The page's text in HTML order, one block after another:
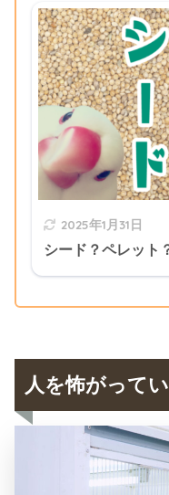
2025年1月31日
シード？ペレット
人を怖がって